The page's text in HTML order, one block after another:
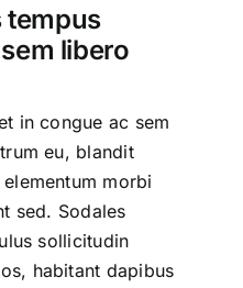
tempus
libero
in congue ac sem
eu, blandit
morbi
sed. Sodales
sollicitudin
habitant dapibus